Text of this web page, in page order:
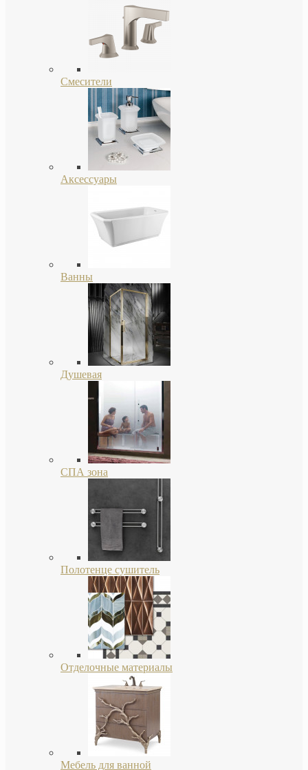
Смесители
Аксессуары
Ванны
Душевая
СПА зона
Полотенце сушитель
Отделочные материалы
Мебель для ванной